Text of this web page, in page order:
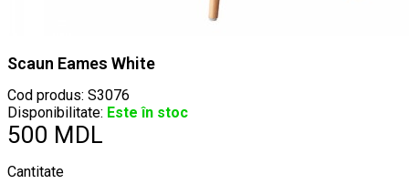
Scaun Eames White
Cod produs: S3076
Disponibilitate: Este în stoc
500 MDL
Cantitate